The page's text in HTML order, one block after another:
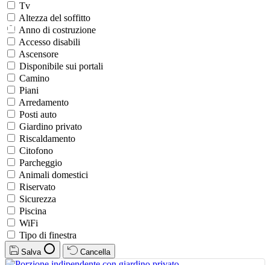
Tv
Altezza del soffitto
Anno di costruzione
Accesso disabili
Ascensore
Disponibile sui portali
Camino
Piani
Arredamento
Posti auto
Giardino privato
Riscaldamento
Citofono
Parcheggio
Animali domestici
Riservato
Sicurezza
Piscina
WiFi
Tipo di finestra
Salva Cancella